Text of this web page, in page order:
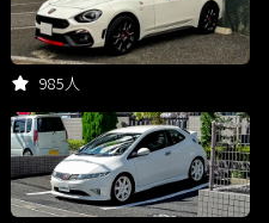
985人